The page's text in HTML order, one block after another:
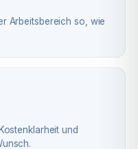
Arbeitsbereich so, wie
und